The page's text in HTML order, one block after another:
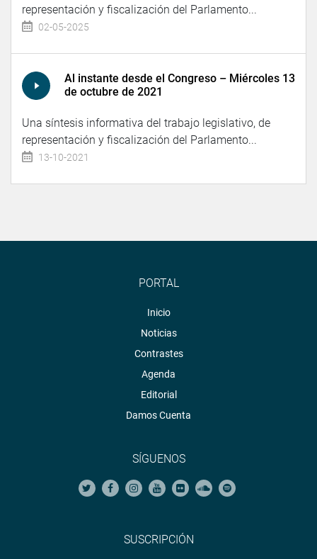
representación y fiscalización del Parlamento...
02-05-2025
Al instante desde el Congreso – Miércoles 13
de octubre de 2021
Una síntesis informativa del trabajo legislativo, de
representación y fiscalización del Parlamento...
13-10-2021
PORTAL
Inicio
Noticias
Contrastes
Agenda
Editorial
Damos Cuenta
SÍGUENOS
SUSCRIPCIÓN